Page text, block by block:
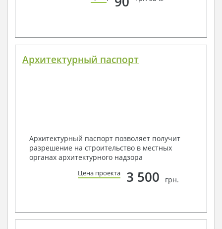
Архитектурный паспорт
Архитектурный паспорт позволяет получит
разрешение на строительство в местных
органах архитектурного надзора
Цена проекта 3 500 грн.